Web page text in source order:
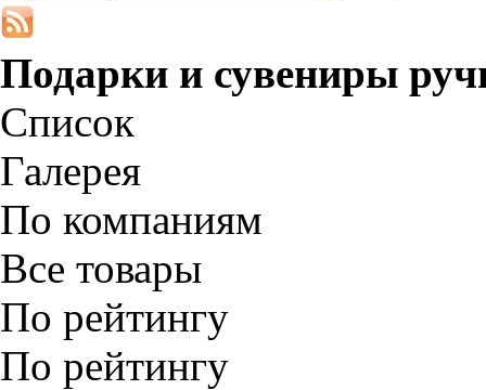
Подарки и сувениры
Список
Галерея
По компаниям
Все товары
По рейтингу
По рейтингу